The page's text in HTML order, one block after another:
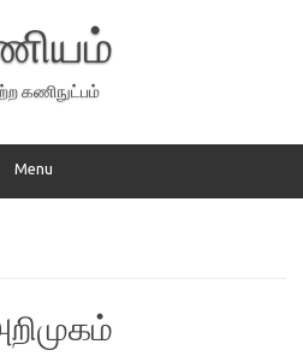
கணிநுட்பம்
Menu